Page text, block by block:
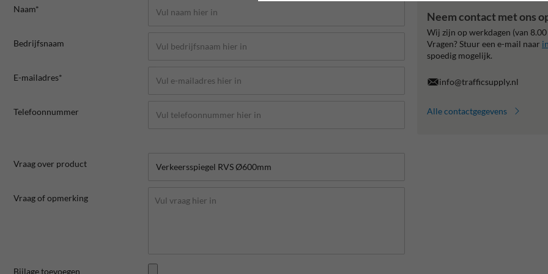
Naam*
Bedrijfsnaam
E-mailadres*
Telefoonnummer
Vraag over product
Vraag of opmerking
Bijlage toevoegen
Neem contact met ons
Wij zijn op werkdagen (van
Vragen? Stuur een e-mail naar
spoedig mogelijk.
info@trafficsupply.nl
Alle contactgegevens